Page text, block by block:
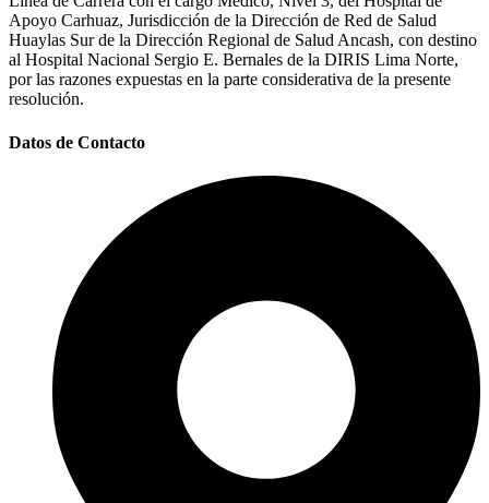
Apoyo Carhuaz, Jurisdicción de la Dirección de Red de Salud
Huaylas Sur de la Dirección Regional de Salud Ancash, con destino
al Hospital Nacional Sergio E. Bernales de la DIRIS Lima Norte,
por las razones expuestas en la parte considerativa de la presente
resolución.
Datos de Contacto